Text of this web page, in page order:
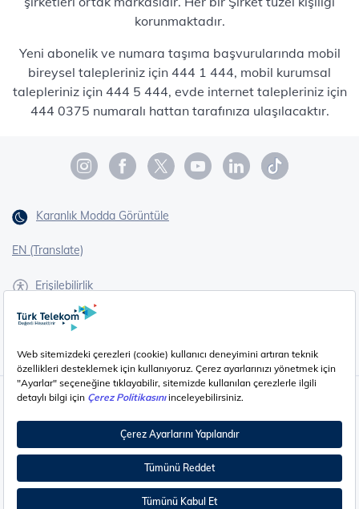
korunmaktadır.
Yeni abonelik ve numara taşıma başvurularında mobil
bireysel talepleriniz için 444 1 444, mobil kurumsal
talepleriniz için 444 5 444, evde internet talepleriniz için
444 0375 numaralı hattan tarafınıza ulaşılacaktır.
Karanlık Modda Görüntüle
EN (Translate)
Erişilebilirlik
İşaret Dili Çevirisi
Çerez Ayarları